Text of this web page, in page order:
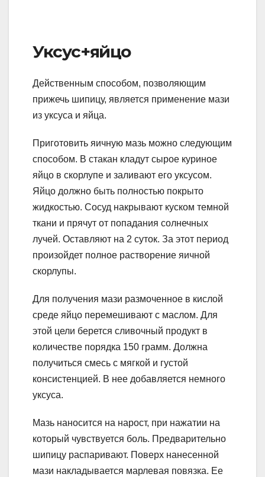
Уксус+яйцо
Действенным способом, позволяющим
прижечь шипицу, является применение мази
из уксуса и яйца.
Приготовить яичную мазь можно следующим
способом. В стакан кладут сырое куриное
яйцо в скорлупе и заливают его уксусом.
Яйцо должно быть полностью покрыто
жидкостью. Сосуд накрывают куском темной
ткани и прячут от попадания солнечных
лучей. Оставляют на 2 суток. За этот период
произойдет полное растворение яичной
скорлупы.
Для получения мази размоченное в кислой
среде яйцо перемешивают с маслом. Для
этой цели берется сливочный продукт в
количестве порядка 150 грамм. Должна
получиться смесь с мягкой и густой
консистенцией. В нее добавляется немного
уксуса.
Мазь наносится на нарост, при нажатии на
который чувствуется боль. Предварительно
шипицу распаривают. Поверх нанесенной
мази накладывается марлевая повязка. Ее